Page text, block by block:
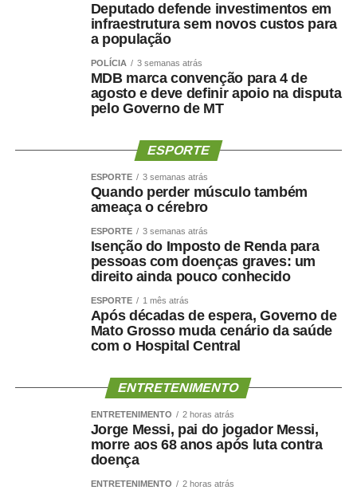
Deputado defende investimentos em
infraestrutura sem novos custos para
a população
POLÍCIA 3 semanas atrás
MDB marca convenção para 4 de
agosto e deve definir apoio na disputa
pelo Governo de MT
ESPORTE
ESPORTE 3 semanas atrás
Quando perder músculo também
ameaça o cérebro
ESPORTE 3 semanas atrás
Isenção do Imposto de Renda para
pessoas com doenças graves: um
direito ainda pouco conhecido
ESPORTE 1 mês atrás
Após décadas de espera, Governo de
Mato Grosso muda cenário da saúde
com o Hospital Central
ENTRETENIMENTO
ENTRETENIMENTO 2 horas atrás
Jorge Messi, pai do jogador Messi,
morre aos 68 anos após luta contra
doença
ENTRETENIMENTO 2 horas atrás